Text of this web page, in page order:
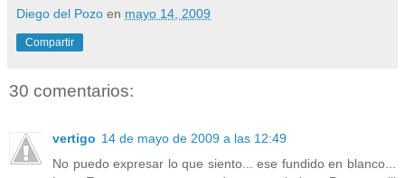
Diego del Pozo en mayo 14, 2009
Compartir
30 comentarios:
vertigo 14 de mayo de 2009 a las 12:49
No puedo expresar lo que siento... ese fundido en blanco...